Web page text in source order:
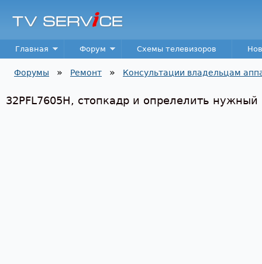
TV
Service
Main menu
Главная Форум Схемы телевизоров
Форумы » Ремонт » Консультации владельцам
32PFL7605H, стопкадр и опрелелить